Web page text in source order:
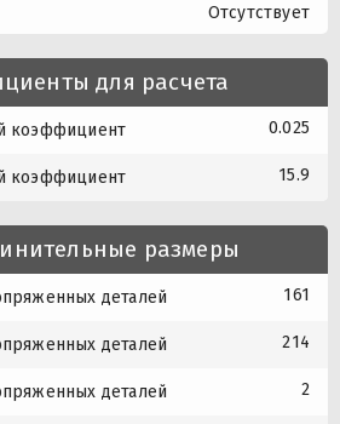
Отсутствует
для расчета
коэффициент 0.025
коэффициент 15.9
размеры
деталей 161
деталей 214
деталей 2